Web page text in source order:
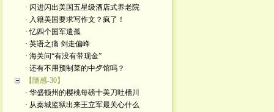
· 闪进闪出美国五星级酒店式养老院
· 入籍美国要求写作文？疯了！
· 忆四个国军遣孤
· 英语之痛 剑走偏峰
· 海关问“有没有带现金”
· 还有不用预制菜的中歺馆吗？
【隨感-30】
· 华盛顿州的樱桃每磅十美刀吐槽川
· 从秦城监狱出来王立军最关心什么